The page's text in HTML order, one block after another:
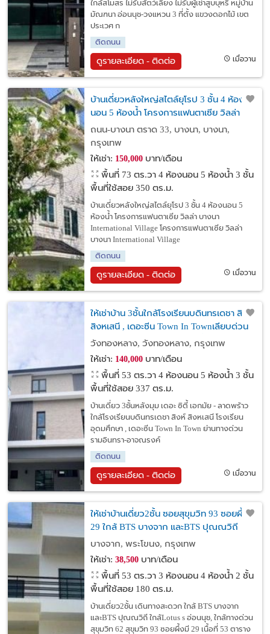
ใกล้สโมสร ไม่รับสัตว์เลี้ยง ไม่รับผู้เช่าสูบบุหรี่ หมู่บ้าน
มัณฑนา อ่อนนุช-วงแหวน 3 ที่ตั้ง แขวงดอกไม้ เขต
ประเวศ ก
ติดถนน
ดูรายละเอียด - ติดต่อ เมื่อวาน
บ้านเดี่ยวหลังใหญ่สไตล์ยุโรป 3 ชั้น 4 ห้อง
นอน 5 ห้องน้ำ โครงการแฟนตาเซีย วิลล่า
บางนา International Village
ถนน-บางนา ตราด 33, บางนา, บางนา,
กรุงเทพ
ให้เช่า: 150,000บาท/เดือน
พื้นที่ 73 ตร.วา 4 ห้องนอน 5 ห้องน้ำ 3 ชั้น
พื้นที่ใช้สอย 350 ตร.ม.
บ้านเดี่ยวหลังใหญ่สไตล์ยุโรป 3 ชั้น 4 ห้องนอน 5
ห้องน้ำ โครงการแฟนตาเซีย วิลล่า บางนา
International Village โครงการแฟนตาเซีย วิลล่า
บางนา International Village
ติดถนน
ดูรายละเอียด - ติดต่อ เมื่อวาน
ให้เช่าบ้าน 3ชั้นใกล้โรงเรียนบดินทรเดชา สิงห์
สิงหเสนี , เดอะซีน Town In Townเลียบด่วน
รามอินทรา-อาจณรงค์ เดอะ ซิตี้ เอกมัย -
ลาดพร้าวหลังมุม
วังทองหลาง, วังทองหลาง, กรุงเทพ
ให้เช่า: 140,000บาท/เดือน
พื้นที่ 53 ตร.วา 4 ห้องนอน 5 ห้องน้ำ 3 ชั้น
พื้นที่ใช้สอย 337 ตร.ม.
บ้านเดี่ยว 3ชั้นหลังมุม เดอะ ซิตี้ เอกมัย - ลาดพร้าว
ใกล้โรงเรียนบดินทรเดชา สิงห์ สิงหเสนี โรงเรียน
อุดมศึกษา , เดอะซีน Town In Town ย่านทางด่วน
รามอินทรา-อาจณรงค์
ติดถนน
ดูรายละเอียด - ติดต่อ เมื่อวาน
ให้เช่าบ้านเดี่ยว2ชั้น ซอยสุขุมวิท 93 ซอยผึ้งมี
29 ใกล้ BTS บางจาก และBTS ปุณณวิถี
ใกล้Lotuss อ่อนนุช, ใกล้ทางด่วนสุขุมวิท 62
บางจาก, พระโขนง, กรุงเทพ
ให้เช่า: 38,500บาท/เดือน
พื้นที่ 53 ตร.วา 3 ห้องนอน 4 ห้องน้ำ 2 ชั้น
พื้นที่ใช้สอย 180 ตร.ม.
บ้านเดี่ยว2ชั้น เดินทางสะดวก ใกล้ BTS บางจาก
และBTS ปุณณวิถี ใกล้Lotus s อ่อนนุช, ใกล้ทางด่วน
สุขุมวิท 62 สุขุมวิท 93 ซอยผึ้งมี 29 เนื้อที่ 53 ตาราง